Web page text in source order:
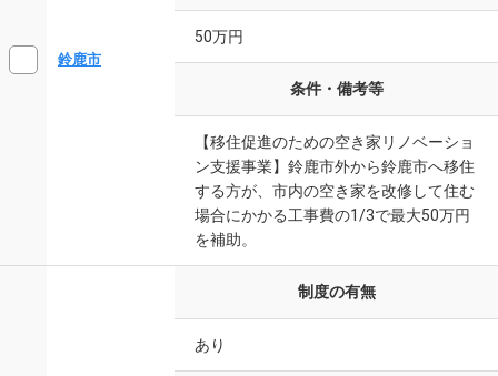
鈴鹿市
50万円
条件・備考等
【移住促進のための空き家リノベーショ
ン支援事業】鈴鹿市外から鈴鹿市へ移住
する方が、市内の空き家を改修して住む
場合にかかる工事費の1/3で最大50万円
を補助。
制度の有無
あり